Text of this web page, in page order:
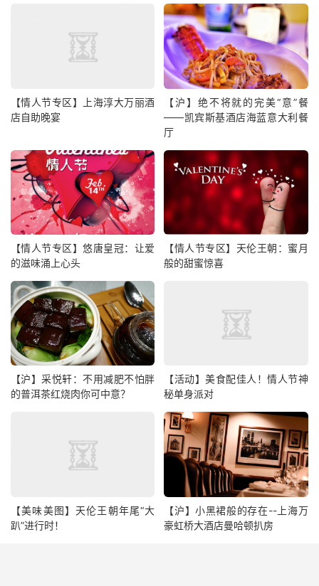
【情人节专区】上海淳大万丽酒
店自助晚宴
【沪】绝不将就的完美“意”餐
——凯宾斯基酒店海蓝意大利餐
厅
【情人节专区】悠唐皇冠：让爱
的滋味涌上心头
【情人节专区】天伦王朝：蜜月
般的甜蜜惊喜
【沪】采悦轩：不用减肥不怕胖
的普洱茶红烧肉你可中意？
【活动】美食配佳人！情人节神
秘单身派对
【美味美图】天伦王朝年尾“大
趴”进行时！
【沪】小黑裙般的存在--上海万
豪虹桥大酒店曼哈顿扒房